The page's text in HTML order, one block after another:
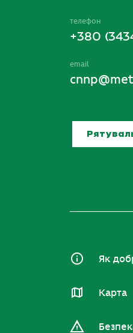
телефон
+380
email
Як
Карта